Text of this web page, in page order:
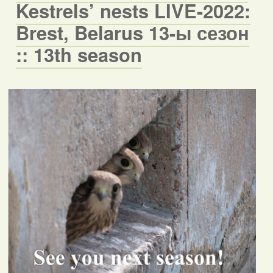
Kestrels’ nests LIVE-2022:
Brest, Belarus 13-ы сезон
:: 13th season